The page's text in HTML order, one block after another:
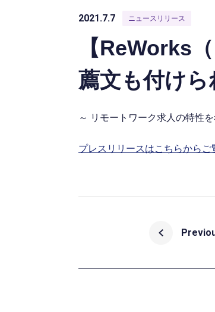
2021.7.7 ニュースリリース
【ReWorks
薦文も付け
～ リモートワーク求人の特性
プレスリリースはこちらからご